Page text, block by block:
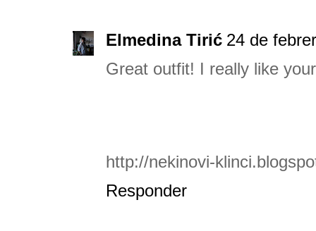
Elmedina Tirić 24 de
Great outfit! I really like
http://nekinovi-
Responder